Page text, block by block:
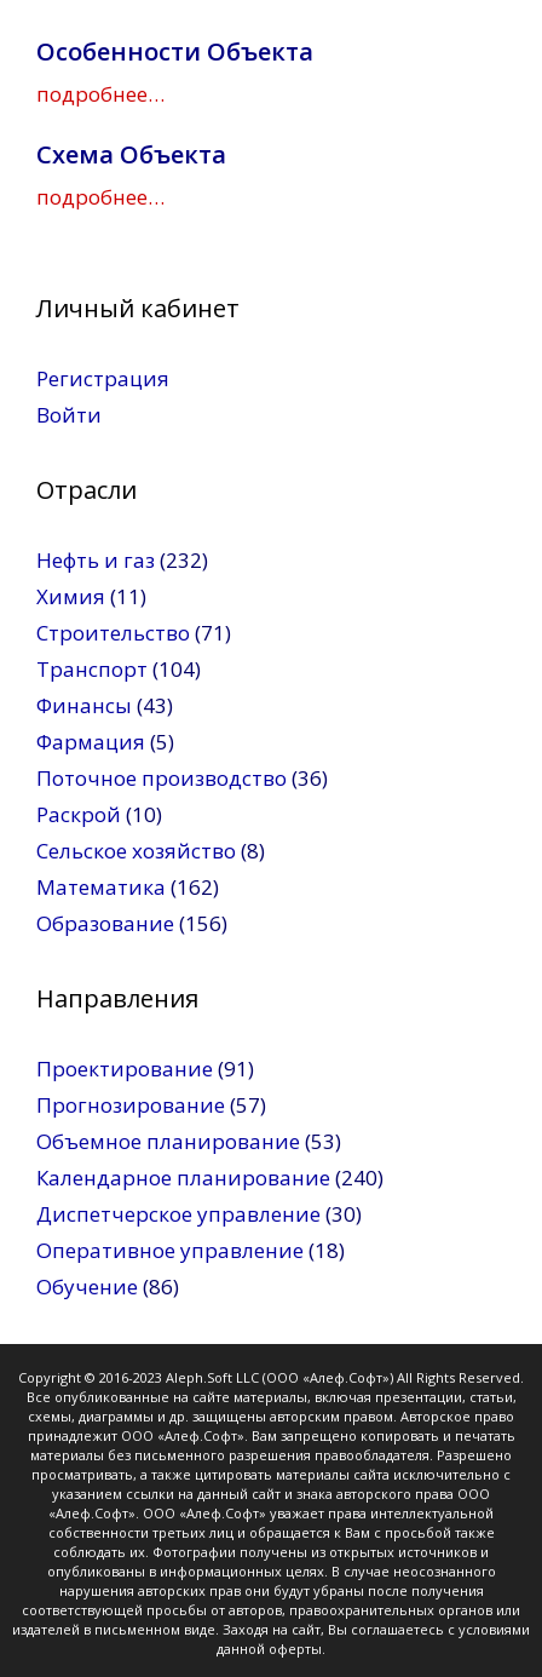
Особенности Объекта
подробнее…
Схема Объекта
подробнее…
Личный кабинет
Регистрация
Войти
Отрасли
Нефть и газ (232)
Химия (11)
Строительство (71)
Транспорт (104)
Финансы (43)
Фармация (5)
Поточное производство (36)
Раскрой (10)
Сельское хозяйство (8)
Математика (162)
Образование(156)
Направления
Проектирование(91)
Прогнозирование(57)
Объемное планирование(53)
Календарное планирование(240)
Диспетчерское управление(30)
Оперативное управление(18)
Обучение(86)
Copyright © 2016-2023 Aleph.Soft LLC (ООО «Алеф.Софт») All Rights Reserved.
Все опубликованные на сайте материалы, включая презентации, статьи,
схемы, диаграммы и др. защищены авторским правом. Авторское право
принадлежит ООО «Алеф.Софт». Вам запрещено копировать и печатать
материалы без письменного разрешения правообладателя. Разрешено
просматривать, а также цитировать материалы сайта исключительно с
указанием ссылки на данный сайт и знака авторского права ООО
«Алеф.Софт». ООО «Алеф.Софт» уважает права интеллектуальной
собственности третьих лиц и обращается к Вам с просьбой также
соблюдать их. Фотографии получены из открытых источников и
опубликованы в информационных целях. В случае неосознанного
нарушения авторских прав они будут убраны после получения
соответствующей просьбы от авторов, правоохранительных органов или
издателей в письменном виде. Заходя на сайт, Вы соглашаетесь с условиями
данной оферты.